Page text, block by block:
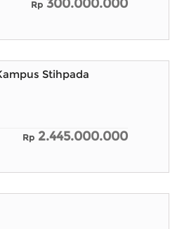
Rp 300.000.000
Stihpada
Rp 2.445.000.000